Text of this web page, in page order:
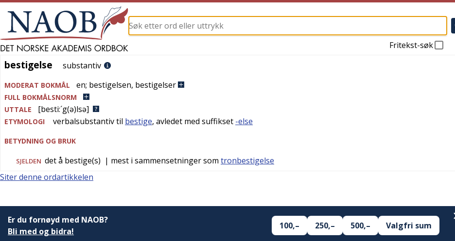
Fritekst-søk
bestigelse
bestigelse substantiv
MODERAT BOKMÅL en; bestigelsen, bestigelser
FULL BOKMÅLSNORM
UTTALE
[besti:´g(ə)lsə]
ETYMOLOGI verbalsubstantiv til bestige, avledet med suffikset -else
BETYDNING OG BRUK
SJELDEN det å bestige(s) | mest i sammensetninger som tronbestigelse
Siter denne ordartikkelen
Er du fornøyd med NAOB?
Bli med og bidra!
100,– 250,– 500,– Valgfri sum